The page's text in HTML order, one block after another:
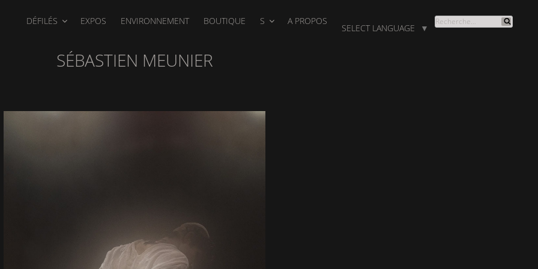
DÉFILÉS EXPOS ENVIRONNEMENT BOUTIQUE S A PROPOS
SELECT LANGUAGE ▼
RECHERCHE
Recherche
SÉBASTIEN MEUNIER